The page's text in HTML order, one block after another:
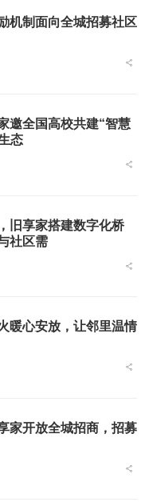
机制面向全城招募社区
邀全国高校共建“智慧
态
旧享家搭建数字化桥
社区需
暖心安放，让邻里温情
家开放全城招商，招募